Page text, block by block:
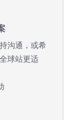
沟通，或希
球站更适